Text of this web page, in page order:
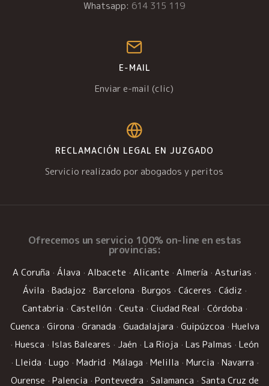
Whatsapp: 614 315 119
E-MAIL
Enviar e-mail (clic)
RECLAMACIÓN LEGAL EN JUZGADO
Servicio realizado por abogados y peritos
Ofrecemos un servicio 100% on-line en estas
provincias:
A Coruña · Álava · Albacete · Alicante · Almería · Asturias ·
Ávila · Badajoz · Barcelona · Burgos · Cáceres · Cádiz ·
Cantabria · Castellón · Ceuta · Ciudad Real · Córdoba ·
Cuenca · Girona · Granada · Guadalajara · Guipúzcoa · Huelva
· Huesca · Islas Baleares · Jaén · La Rioja · Las Palmas · León
· Lleida · Lugo · Madrid · Málaga · Melilla · Murcia · Navarra ·
Ourense · Palencia · Pontevedra · Salamanca · Santa Cruz de